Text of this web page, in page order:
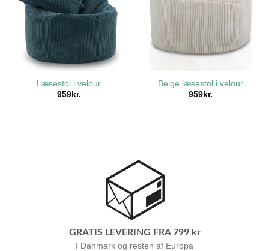
Læsestol i velour
959kr.
Beige læsestol i velour
959kr.
GRATIS LEVERING FRA 799 kr
I Danmark og resten af Europa